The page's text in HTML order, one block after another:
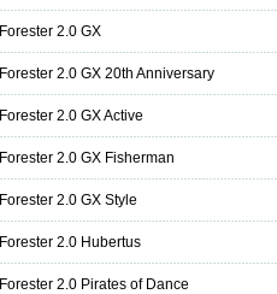
Forester 2.0 GX
Forester 2.0 GX 20th Anniversary
Forester 2.0 GX Active
Forester 2.0 GX Fisherman
Forester 2.0 GX Style
Forester 2.0 Hubertus
Forester 2.0 Pirates of Dance